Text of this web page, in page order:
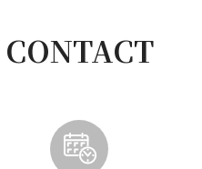
CONTACT